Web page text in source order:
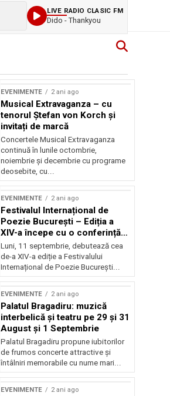
LIVE RADIO CLASIC FM
Dido - Thankyou
EVENIMENTE 2 ani ago
Musical Extravaganza – cu
tenorul Ștefan von Korch și
invitați de marcă
Concertele Musical Extravaganza
continuă în lunile octombrie,
noiembrie şi decembrie cu programe
deosebite, cu...
EVENIMENTE 2 ani ago
Festivalul Internațional de
Poezie București – Ediția a
XIV-a începe cu o conferință
despre limba română
susținută de Marco Lucchesi
Luni, 11 septembrie, debutează cea
de-a XIV-a ediție a Festivalului
Internațional de Poezie București...
EVENIMENTE 2 ani ago
Palatul Bragadiru: muzică
interbelică şi teatru pe 29 şi 31
August şi 1 Septembrie
Palatul Bragadiru propune iubitorilor
de frumos concerte attractive şi
întâlniri memorabile cu nume mari...
EVENIMENTE 2 ani ago